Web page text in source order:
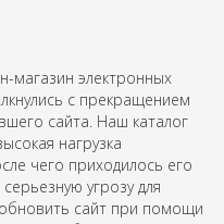
магазин электронных
с прекращением
сайта. Наш каталог
нагрузка
чего приходилось его
угрозу для
сайт при помощи